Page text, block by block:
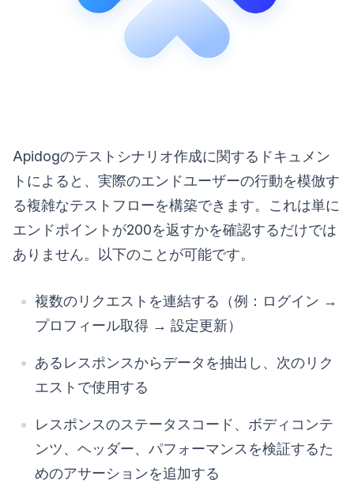
Apidogのテストシナリオ作成に関するドキュメン
トによると、実際のエンドユーザーの行動を模倣す
る複雑なテストフローを構築できます。これは単に
エンドポイントが200を返すかを確認するだけでは
ありません。以下のことが可能です。
複数のリクエストを連結する（例：ログイン →
プロフィール取得 → 設定更新）
あるレスポンスからデータを抽出し、次のリク
エストで使用する
レスポンスのステータスコード、ボディコンテ
ンツ、ヘッダー、パフォーマンスを検証するた
めのアサーションを追加する